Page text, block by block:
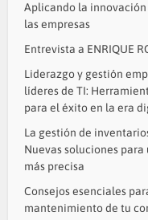
Aplicando la
las empresas
Entrevista a ENRIQUE
Liderazgo y gestión
líderes de TI:
para el éxito en la era
La gestión de
Nuevas soluciones para
más precisa
Consejos esenciales
mantenimiento de tu